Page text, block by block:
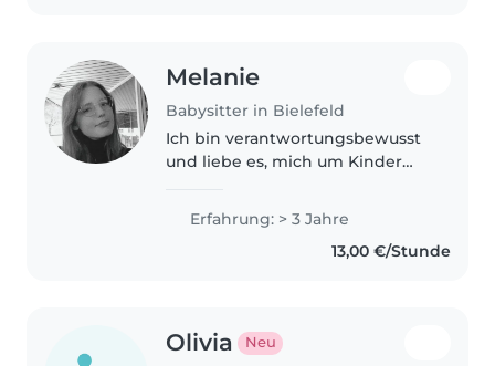
Melanie
Babysitter in Bielefeld
Ich bin verantwortungsbewusst
und liebe es, mich um Kinder
besonders mit besonderen
Bedürfnissen. Mit drei Jahren
Erfahrung in der Betreuung von
Erfahrung: > 3 Jahre
13,00 €/Stunde
Olivia Neu